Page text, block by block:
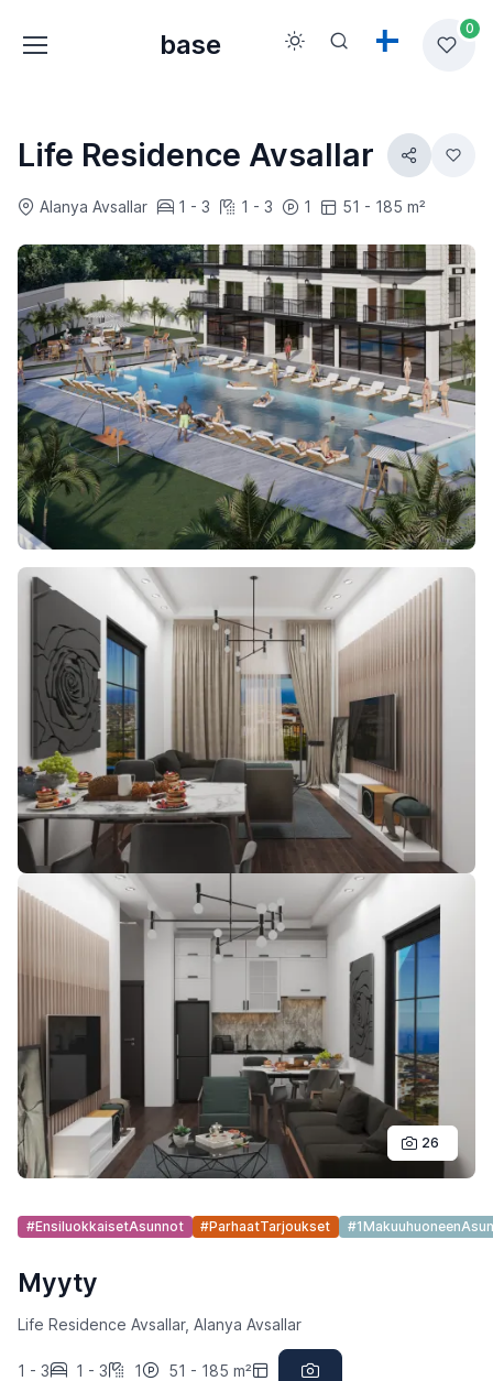
base
0
Life Residence Avsallar
Alanya Avsallar 1 - 3 1 - 3 1 51 - 185 m²
26
#EnsiluokkaisetAsunnot #ParhaatTarjoukset
Myyty
Life Residence Avsallar, Alanya Avsallar
1 - 3 1 - 3 1 51 - 185 m²